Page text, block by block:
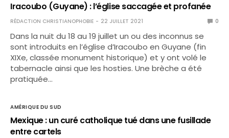
Iracoubo (Guyane) : l’église saccagée et profanée
RÉDACTION CHRISTIANOPHOBIE 22 JUILLET 2021 0
Dans la nuit du 18 au 19 juillet un ou des inconnus se
sont introduits en l’église d’Iracoubo en Guyane (fin
XIXe, classée monument historique) et y ont volé le
tabernacle ainsi que les hosties. Une brèche a été
pratiquée…
AMÉRIQUE DU SUD
Mexique : un curé catholique tué dans une fusillade
entre cartels